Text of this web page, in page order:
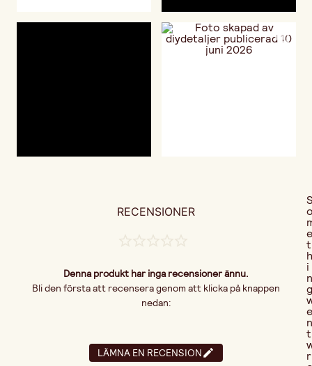
RECENSIONER
Denna produkt har inga recensioner ännu.
Bli den första att recensera genom att klicka på knappen
nedan:
LÄMNA EN RECENSION
e
t
h
i
n
g
e
n
t
r